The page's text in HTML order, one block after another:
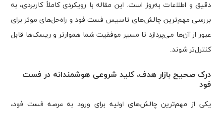
دقیق و اطلاعات به‌روز است. این مقاله با رویکردی کاملاً کاربردی، به
بررسی مهم‌ترین چالش‌های تاسیس فست فود و راه‌حل‌های موثر برای
عبور از آن‌ها می‌پردازد تا مسیر موفقیت شما هموارتر و ریسک‌ها قابل
کنترل‌تر شوند.
درک صحیح بازار هدف، کلید شروعی هوشمندانه در فست
فود
یکی از مهم‌ترین چالش‌های اولیه برای ورود به عرصه فست فود،